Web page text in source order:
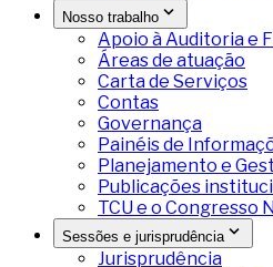
Nosso trabalho
Apoio à Auditoria e
Áreas de atuação
Carta de Serviços
Contas
Governança
Painéis de
Planejamento e
Publicações
TCU e o Congresso
Sessões e jurisprudência
Jurisprudência